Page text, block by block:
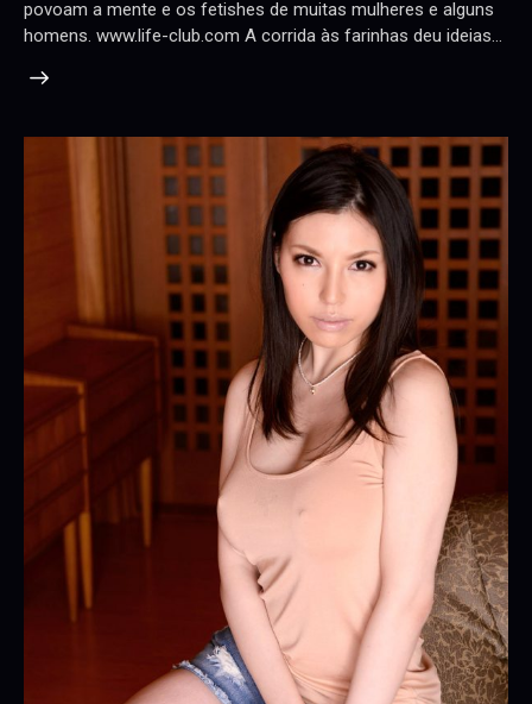
povoam a mente e os fetishes de muitas mulheres e alguns
homens. www.life-club.com A corrida às farinhas deu ideias…